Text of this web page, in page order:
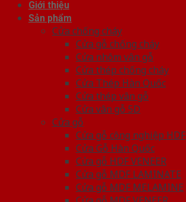
Giới thiệu
Sản phẩm
Cửa chống cháy
Cửa gỗ chống cháy
Cửa nhôm vân gỗ
Cửa thép chống cháy
Cửa Thép Hàn Quốc
Cửa thép vân gỗ
Cửa vân gỗ 5D
Cửa gỗ
Cửa gỗ công nghiệp HDF
Cửa Gỗ Hàn Quốc
Cửa gỗ HDF VENEER
Cửa gỗ MDF LAMINATE
Cửa gỗ MDF MELAMINE